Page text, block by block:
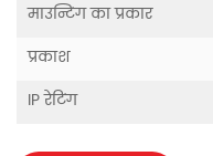
माउन्टिंग का प्रकार
प्रकाश
IP रेटिंग